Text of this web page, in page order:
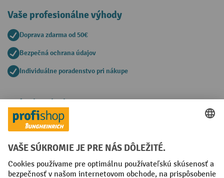
Vaše profesionálne výhody
Doprava zdarma od 50€
Bezpečná ochrana údajov
Individuálne poradenstvo pri nákupe
Spôsoby platby
Creditcard (Master)Creditcard (Visa)
Faktúra Predplatba